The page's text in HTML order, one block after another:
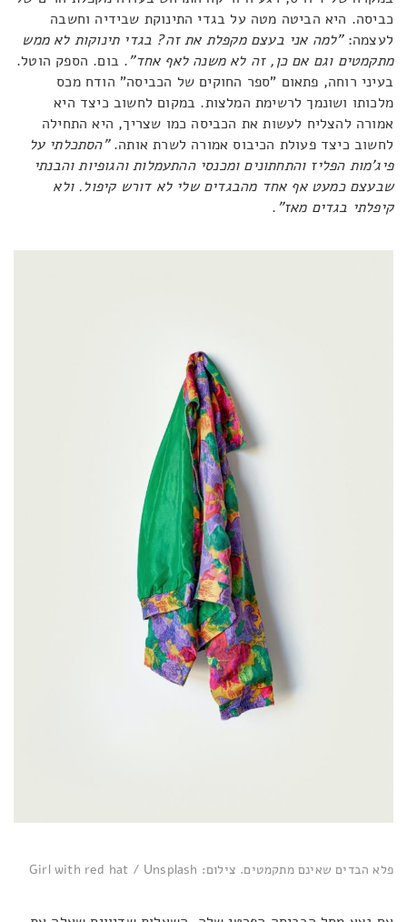
כביסה. היא הביטה מטה על בגדי התינוקת שבידיה וחשבה
לעצמה:"למה אני בעצם מקפלת את זה? בגדי תינוקות לא ממש
מתקמטים וגם אם כן, זה לא משנה לאף אחד". בום. הספק הוטל.
בעיני רוחה, פתאום "ספר החוקים של הכביסה" הודח מכס
מלכותו ושונמך לרשימת המלצות. במקום לחשוב כיצד היא
אמורה להצליח לעשות את הכביסה כמו שצריך, היא התחילה
לחשוב כיצד פעולת הכיבוס אמורה לשרת אותה."הסתכלתי על
פיג’מות הפליז והתחתונים ומכנסי ההתעמלות והגופיות והבנתי
שבעצם כמעט אף אחד מהבגדים שלי לא דורש קיפול. ולא
קיפלתי בגדים מאז".
פלא הבדים שאינם מתקמטים. צילום: Girl with red hat / Unsplash